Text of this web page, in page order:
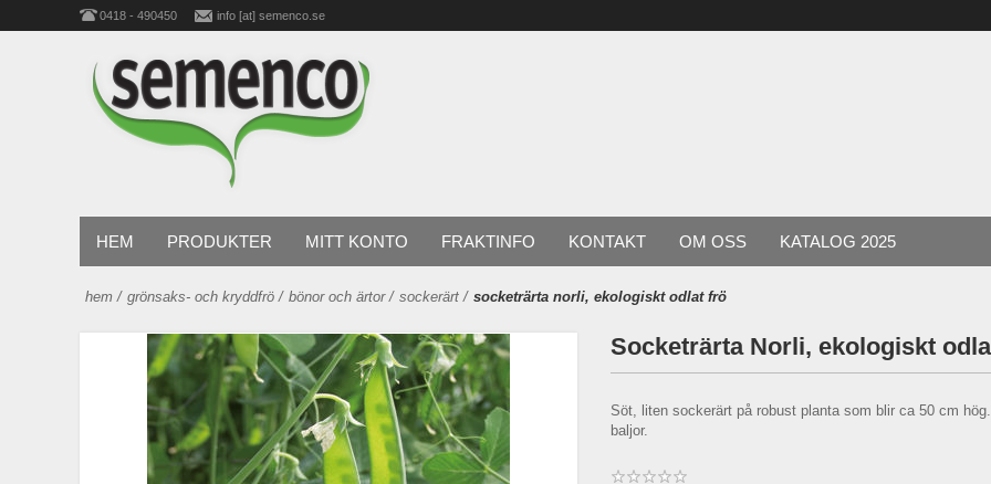
0418 - 490450 info [at] semenco.se
HEM PRODUKTER MITT KONTO FRAKTINFO KONTAKT OM OSS KATALOG 2025
hem / grönsaks- och kryddfrö / bönor och ärtor / sockerärt / socketrärta norli, ekologiskt odlat frö
Socketrärta Norli, ekologiskt
Söt, liten sockerärt på robust planta som blir ca 50 cm
baljor.